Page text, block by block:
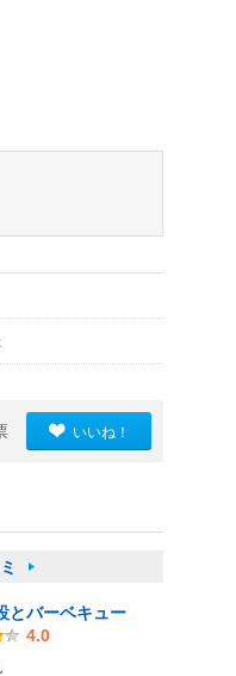
いいね！
とバーベキュー
4.0